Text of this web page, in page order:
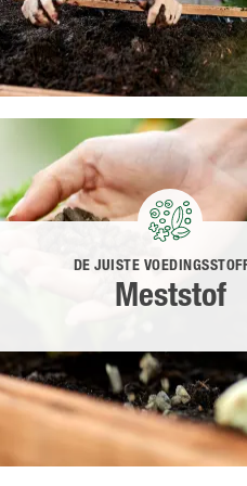
DE JUISTE
Meststof